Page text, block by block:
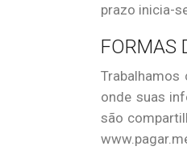
prazo inicia-
FORMAS
onde suas
são